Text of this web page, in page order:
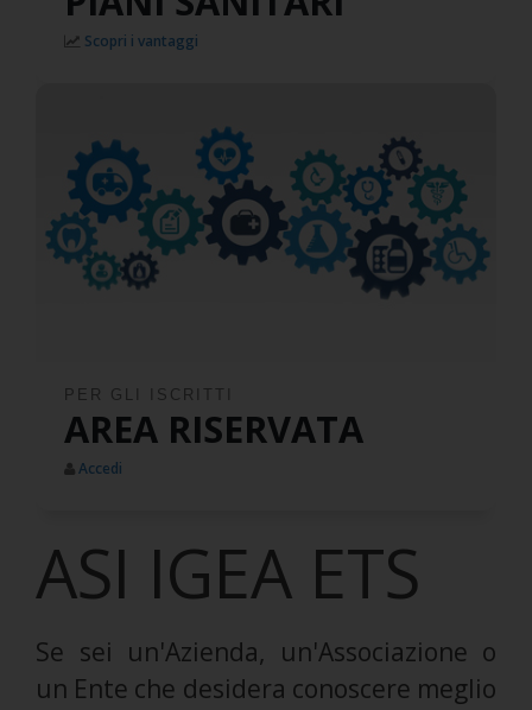
Scopri i vantaggi
PER GLI ISCRITTI
AREA RISERVATA
Accedi
ASI IGEA ETS
Se sei un'Azienda, un'Associazione o
un Ente che desidera conoscere meglio